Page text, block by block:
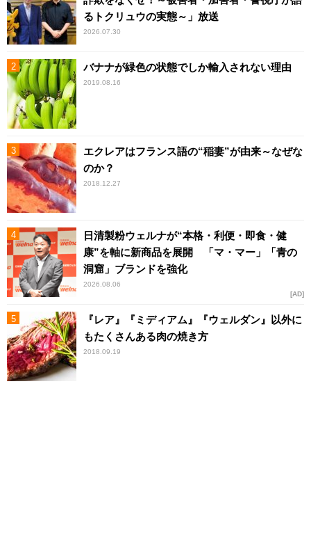
るトクリュウの実態～」放送
2026.07.30
バナナが緑色の状態でしか輸入されない理由
2019.08.16
エクレアはフランス語の“稲妻”が由来～なぜな
のか？
2018.12.27
日清製粉ウェルナが“本格・利便・即食・健
康”を軸に新商品を展開 「マ・マー」「青の
洞窟」ブランドを強化
2026.08.06
AD
『レア』『ミディアム』『ウェルダン』以外に
もたくさんある肉の焼き方
2018.09.19